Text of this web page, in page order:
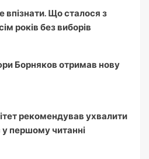
Що сталося з
років без виборів
Борняков отримав нову
рекомендував ухвалити
першому читанні